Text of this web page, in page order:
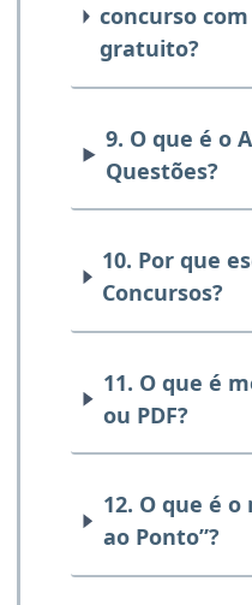
concurso
gratuito?
9. O que é o
Questões?
10. Por que
Concursos?
11. O que é
ou PDF?
12. O que é
ao Ponto”?